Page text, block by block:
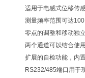
适用于电感式位移传
测量频率范围可达
零点的调整和移动独
两个通道可以结合使
扩展的自检功能，内
RS232/485端口用于